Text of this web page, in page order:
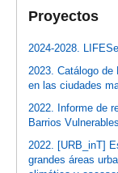
Proyectos
2024-2028.
2023. Catálogo de
en las ciudades
2022. Informe de
Barrios
2022. [URB_inT]
grandes áreas